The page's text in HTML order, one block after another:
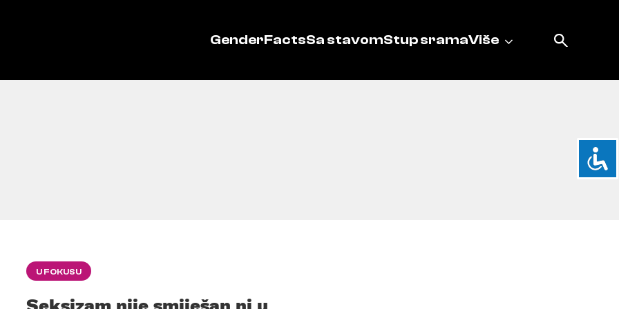
GenderFactsSa stavomStup sramaViše
U FOKUSU